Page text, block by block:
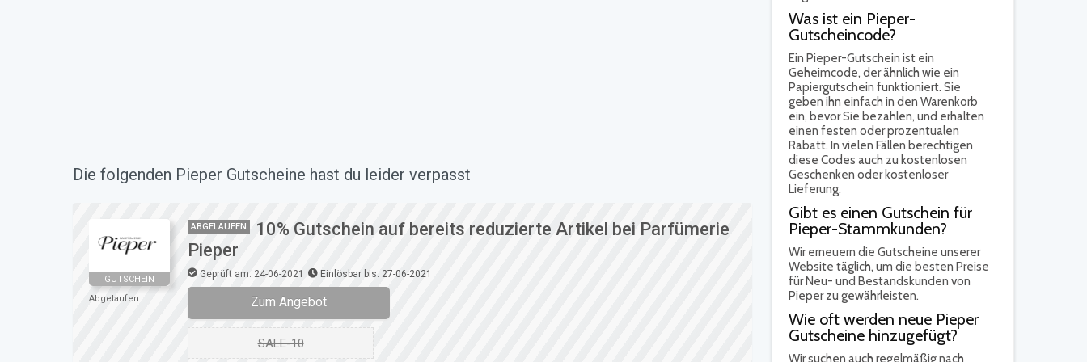
Was ist ein Pieper-
Gutscheincode?
Ein Pieper-Gutschein ist ein
Geheimcode, der ähnlich wie ein
Papiergutschein funktioniert. Sie
geben ihn einfach in den Warenkorb
ein, bevor Sie bezahlen, und erhalten
einen festen oder prozentualen
Rabatt. In vielen Fällen berechtigen
diese Codes auch zu kostenlosen
Geschenken oder kostenloser
Lieferung.
Gibt es einen Gutschein für
Pieper-Stammkunden?
Wir erneuern die Gutscheine unserer
Website täglich, um die besten Preise
für Neu- und Bestandskunden von
Pieper zu gewährleisten.
Wie oft werden neue Pieper
Gutscheine hinzugefügt?
Wir suchen auch regelmäßig nach
Die folgenden Pieper Gutscheine hast du leider verpasst
GUTSCHEIN
Abgelaufen
ABGELAUFEN
10% Gutschein auf bereits reduzierte Artikel bei Parfümerie
Pieper
Geprüft am: 24-06-2021 Einlösbar bis: 27-06-2021
Zum Angebot
SALE-10